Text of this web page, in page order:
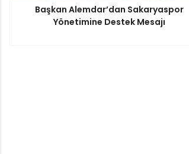
Başkan Alemdar’dan Sakaryaspor
Yönetimine Destek Mesajı